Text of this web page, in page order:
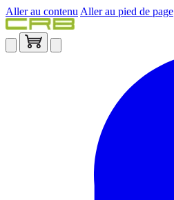
Aller au contenu Aller au pied de page